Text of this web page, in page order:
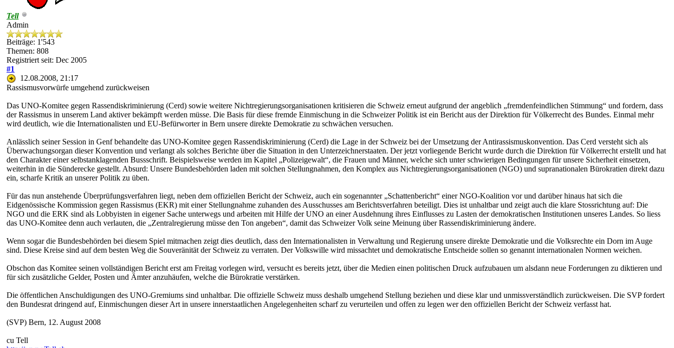
Tell
Admin
Beiträge: 1'543
Themen: 808
Registriert seit: Dec 2005
#1
12.08.2008, 21:17
Rassismusvorwürfe umgehend zurückweisen
Das UNO-Komitee gegen Rassendiskriminierung (Cerd) sowie weitere Nichtregierungsorganisationen kritisieren die Schweiz erneut aufgrund der angeblich „fremdenfeindlichen Stimmung“ und fordern, dass
der Rassismus in unserem Land aktiver bekämpft werden müsse. Die Basis für diese fremde Einmischung in die Schweizer Politik ist ein Bericht aus der Direktion für Völkerrecht des Bundes. Einmal mehr
wird deutlich, wie die Internationalisten und EU-Befürworter in Bern unsere direkte Demokratie zu schwächen versuchen.
Anlässlich seiner Session in Genf behandelte das UNO-Komitee gegen Rassendiskriminierung (Cerd) die Lage in der Schweiz bei der Umsetzung der Antirassismuskonvention. Das Cerd versteht sich als
Überwachungsorgan dieser Konvention und verlangt als solches Berichte über die Situation in den Unterzeichnerstaaten. Der jetzt vorliegende Bericht wurde durch die Direktion für Völkerrecht erstellt und hat
den Charakter einer selbstanklagenden Bussschrift. Beispielsweise werden im Kapitel „Polizeigewalt“, die Frauen und Männer, welche sich unter schwierigen Bedingungen für unsere Sicherheit einsetzen,
weiterhin in die Sünderecke gestellt. Absurd: Unsere Bundesbehörden laden mit solchen Stellungnahmen, den Komplex aus Nichtregierungsorganisationen (NGO) und supranationalen Bürokratien direkt dazu
ein, scharfe Kritik an unserer Politik zu üben.
Für das nun anstehende Überprüfungsverfahren liegt, neben dem offiziellen Bericht der Schweiz, auch ein sogenannter „Schattenbericht“ einer NGO-Koalition vor und darüber hinaus hat sich die
Eidgenössische Kommission gegen Rassismus (EKR) mit einer Stellungnahme zuhanden des Ausschusses am Berichtsverfahren beteiligt. Dies ist unhaltbar und zeigt auch die klare Stossrichtung auf: Die
NGO und die ERK sind als Lobbyisten in eigener Sache unterwegs und arbeiten mit Hilfe der UNO an einer Ausdehnung ihres Einflusses zu Lasten der demokratischen Institutionen unseres Landes. So liess
das UNO-Komitee denn auch verlauten, die „Zentralregierung müsse den Ton angeben“, damit das Schweizer Volk seine Meinung über Rassendiskriminierung ändere.
Wenn sogar die Bundesbehörden bei diesem Spiel mitmachen zeigt dies deutlich, dass den Internationalisten in Verwaltung und Regierung unsere direkte Demokratie und die Volksrechte ein Dorn im Auge
sind. Diese Kreise sind auf dem besten Weg die Souveränität der Schweiz zu verraten. Der Volkswille wird missachtet und demokratische Entscheide sollen so genannt internationalen Normen weichen.
Obschon das Komitee seinen vollständigen Bericht erst am Freitag vorlegen wird, versucht es bereits jetzt, über die Medien einen politischen Druck aufzubauen um alsdann neue Forderungen zu diktieren und
für sich zusätzliche Gelder, Posten und Ämter anzuhäufen, welche die Bürokratie verstärken.
Die öffentlichen Anschuldigungen des UNO-Gremiums sind unhaltbar. Die offizielle Schweiz muss deshalb umgehend Stellung beziehen und diese klar und unmissverständlich zurückweisen. Die SVP fordert
den Bundesrat dringend auf, Einmischungen dieser Art in unsere innerstaatlichen Angelegenheiten scharf zu verurteilen und offen zu legen wer den offiziellen Bericht der Schweiz verfasst hat.
(SVP) Bern, 12. August 2008
cu Tell